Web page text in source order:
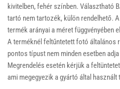
kivitelben, fehér színben. Választható
tartó nem tartozék, külön rendelhető.
termék arányai a méret függvényében
A terméknél feltűntetett fotó általános
pontos típust nem minden esetben
Megrendelés esetén kérjük a
ami megegyezik a gyártó által